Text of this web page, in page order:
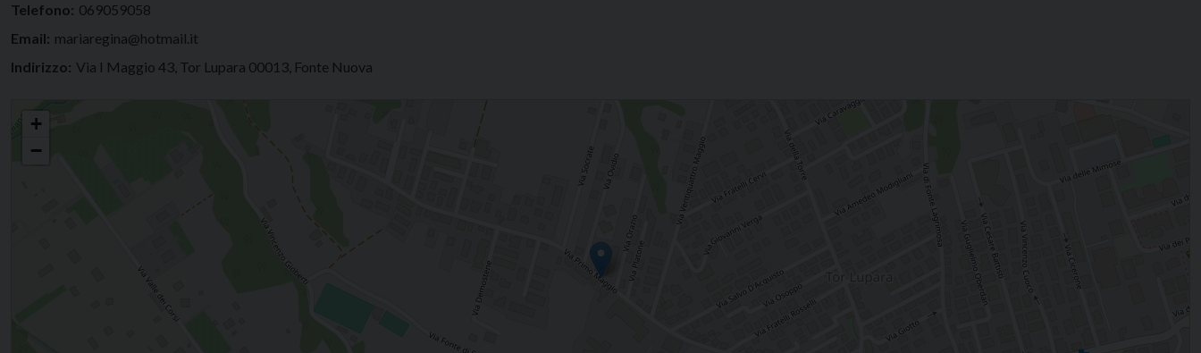
Telefono: 069059058
Email: mariaregina@hotmail.it
Indirizzo: Via I Maggio 43, Tor Lupara 00013, Fonte Nuova
Canonici Regolari Vindesemensi
+
−